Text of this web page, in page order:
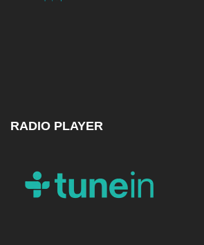
RADIO PLAYER